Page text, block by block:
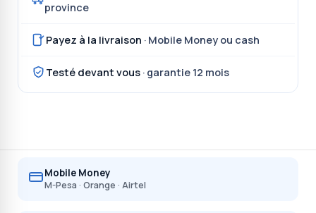
province
Payez à la livraison · Mobile Money ou cash
Testé devant vous · garantie 12 mois
Mobile Money
M-Pesa · Orange · Airtel